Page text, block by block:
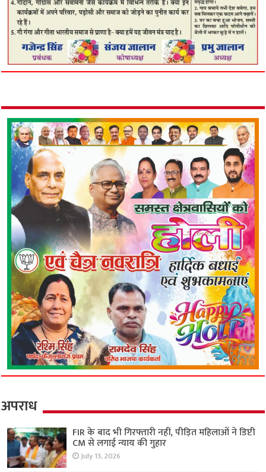
अपराध
FIR के बाद भी गिरफ्तारी नहीं, पीड़ित महिलाओं ने डिप्टी
CM से लगाई न्याय की गुहार
July 13, 2026